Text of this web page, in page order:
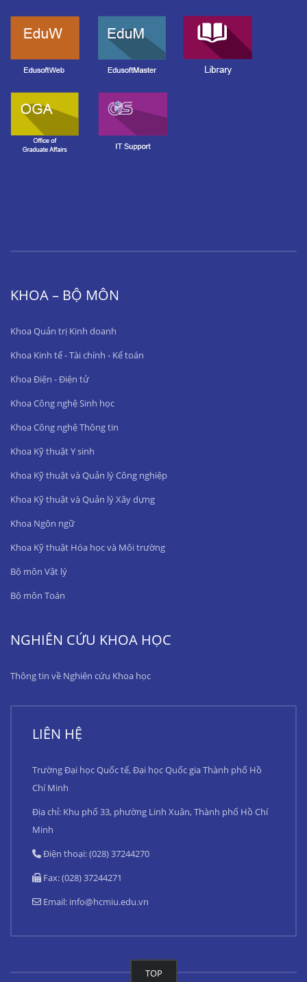
KHOA – BỘ MÔN
Khoa Quản trị Kinh doanh
Khoa Kinh tế - Tài chính - Kế toán
Khoa Điện - Điện tử
Khoa Công nghệ Sinh học
Khoa Công nghệ Thông tin
Khoa Kỹ thuật Y sinh
Khoa Kỹ thuật và Quản lý Công nghiệp
Khoa Kỹ thuật và Quản lý Xây dựng
Khoa Ngôn ngữ
Khoa Kỹ thuật Hóa học và Môi trường
Bộ môn Vật lý
Bộ môn Toán
NGHIÊN CỨU KHOA HỌC
Thông tin về Nghiên cứu Khoa học
LIÊN HỆ
Trường Đại học Quốc tế, Đại học Quốc gia Thành phố Hồ
Chí Minh
Địa chỉ: Khu phố 33, phường Linh Xuân, Thành phố Hồ Chí
Minh
Điện thoại: (028) 37244270
Fax: (028) 37244271
Email: info@hcmiu.edu.vn
TOP